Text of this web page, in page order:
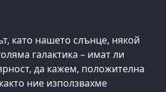
като нашето слънце, някой
галактика – имат ли
да кажем, положителна
ние използвахме